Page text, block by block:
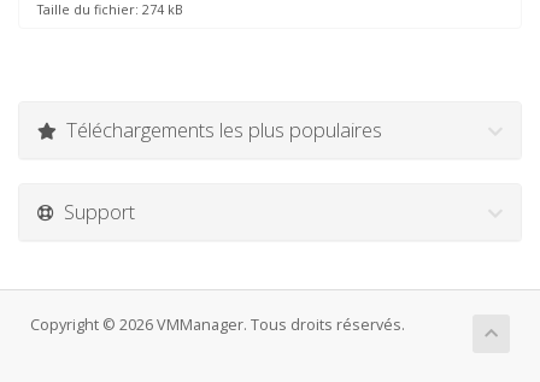
Taille du fichier: 274 kB
Téléchargements les plus populaires
Support
Copyright © 2026 VMManager. Tous droits réservés.